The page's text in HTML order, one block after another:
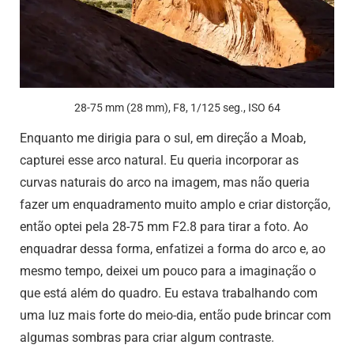
28-75 mm (28 mm), F8, 1/125 seg., ISO 64
Enquanto me dirigia para o sul, em direção a Moab,
capturei esse arco natural. Eu queria incorporar as
curvas naturais do arco na imagem, mas não queria
fazer um enquadramento muito amplo e criar distorção,
então optei pela 28-75 mm F2.8 para tirar a foto. Ao
enquadrar dessa forma, enfatizei a forma do arco e, ao
mesmo tempo, deixei um pouco para a imaginação o
que está além do quadro. Eu estava trabalhando com
uma luz mais forte do meio-dia, então pude brincar com
algumas sombras para criar algum contraste.